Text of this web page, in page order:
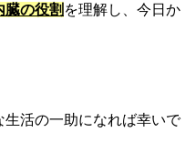
臓の役割 を理解し、今日か
活の一助になれば幸いで